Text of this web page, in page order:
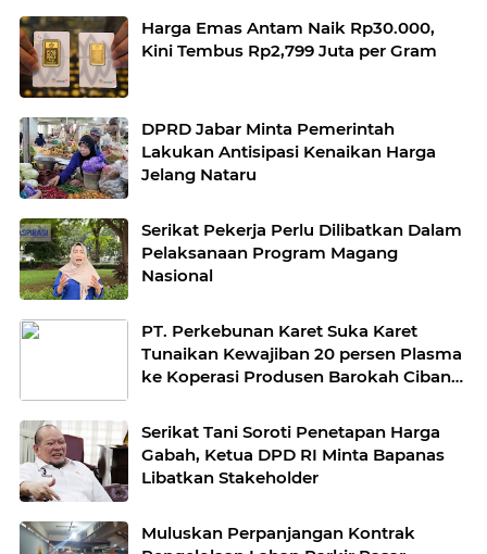
Harga Emas Antam Naik Rp30.000,
Kini Tembus Rp2,799 Juta per Gram
DPRD Jabar Minta Pemerintah
Lakukan Antisipasi Kenaikan Harga
Jelang Nataru
Serikat Pekerja Perlu Dilibatkan Dalam
Pelaksanaan Program Magang
Nasional
PT. Perkebunan Karet Suka Karet
Tunaikan Kewajiban 20 persen Plasma
ke Koperasi Produsen Barokah Cibandi
Serikat Tani Soroti Penetapan Harga
Gabah, Ketua DPD RI Minta Bapanas
Libatkan Stakeholder
Muluskan Perpanjangan Kontrak